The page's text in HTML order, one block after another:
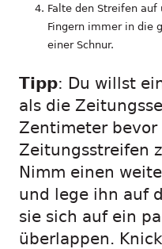
Falte den Streifen
Fingern immer in die
einer Schnur.
Tipp: Du willst
als die
Zentimeter bevor
Zeitungsstreifen
Nimm einen
und lege ihn auf
sie sich auf ein
überlappen.